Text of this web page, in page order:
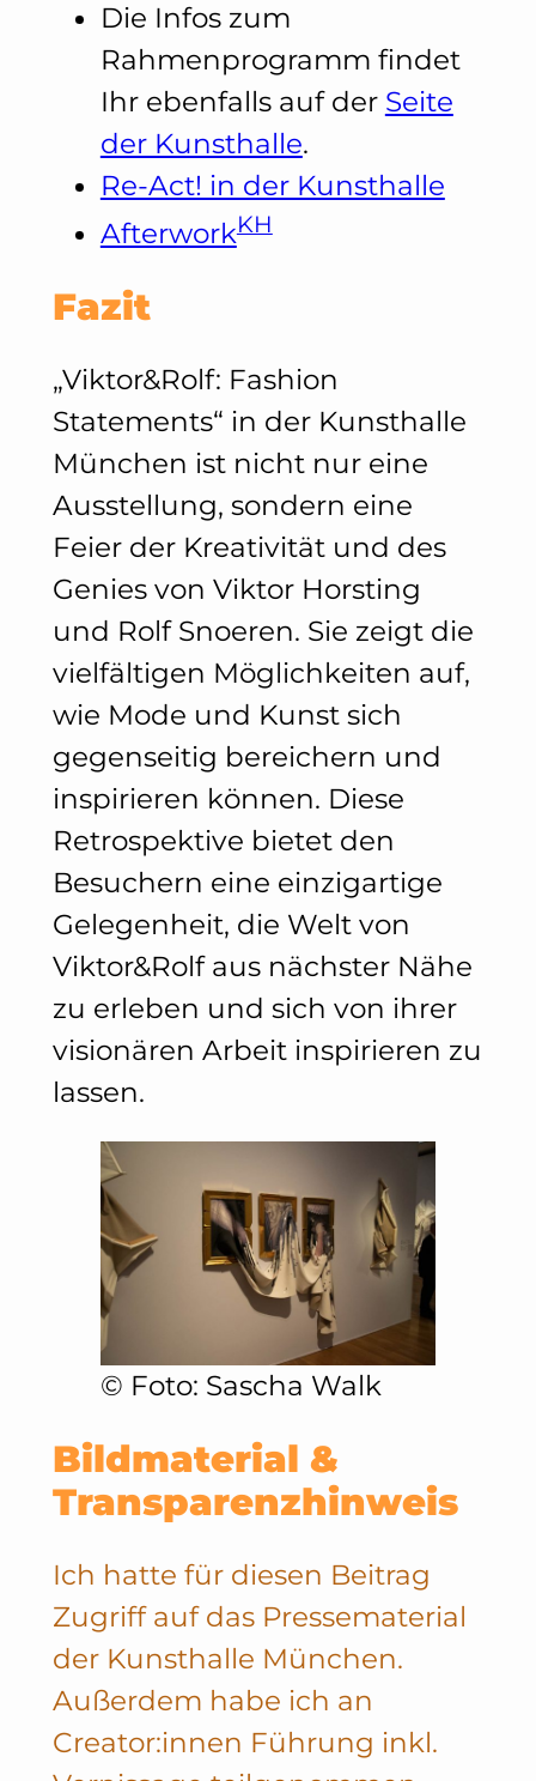
Die Infos zum
Rahmenprogramm findet
Ihr ebenfalls auf der Seite
der Kunsthalle.
Re-Act! in der Kunsthalle
AfterworkKH
Fazit
„Viktor&Rolf: Fashion
Statements“ in der Kunsthalle
München ist nicht nur eine
Ausstellung, sondern eine
Feier der Kreativität und des
Genies von Viktor Horsting
und Rolf Snoeren. Sie zeigt die
vielfältigen Möglichkeiten auf,
wie Mode und Kunst sich
gegenseitig bereichern und
inspirieren können. Diese
Retrospektive bietet den
Besuchern eine einzigartige
Gelegenheit, die Welt von
Viktor&Rolf aus nächster Nähe
zu erleben und sich von ihrer
visionären Arbeit inspirieren zu
lassen.
©️ Foto: Sascha Walk
Bildmaterial &
Transparenzhinweis
Ich hatte für diesen Beitrag
Zugriff auf das Pressematerial
der Kunsthalle München.
Außerdem habe ich an
Creator:innen Führung inkl.